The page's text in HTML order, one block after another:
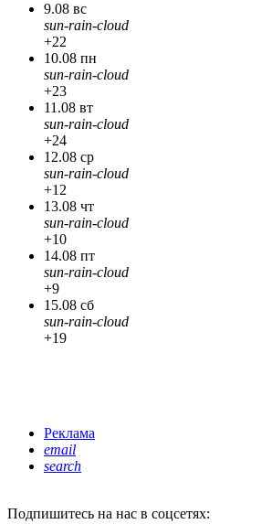
9.08 вс
sun-rain-cloud
+22
10.08 пн
sun-rain-cloud
+23
11.08 вт
sun-rain-cloud
+24
12.08 ср
sun-rain-cloud
+12
13.08 чт
sun-rain-cloud
+10
14.08 пт
sun-rain-cloud
+9
15.08 сб
sun-rain-cloud
+19
Реклама
email
search
Подпишитесь на нас в соцсетях: